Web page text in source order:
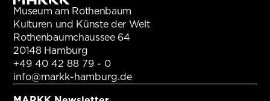
Museum am Rothenbaum
Kulturen und Künste der Welt
Rothenbaumchaussee 64
20148 Hamburg
+49 40 42 88 79 - 0
info@markk-hamburg.de